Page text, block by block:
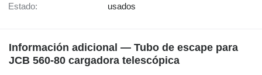
Estado: usados
Información adicional — Tubo de escape para
JCB 560-80 cargadora telescópica